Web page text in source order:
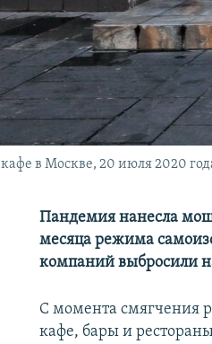
в Москве, 20 июля 2020
Пандемия нанесла
месяца режима
компаний выбросили
С момента смягчения
кафе, бары и